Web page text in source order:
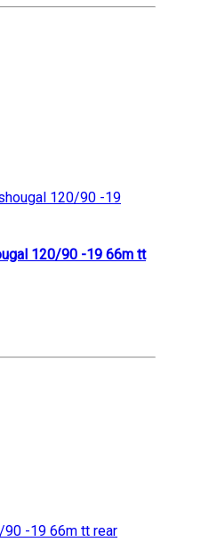
120/90 -19 66m tt